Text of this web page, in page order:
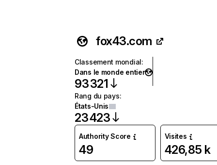
fox43.com
Classement mondial:
Dans le monde entier
93 321
Rang du pays:
États-Unis
23 423
Authority Score
49
Visites
426,85 k